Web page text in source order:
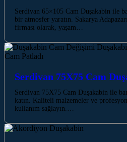
Serdivan 65×105 Cam Duşakabin ile
bir atmosfer yaratın. Sakarya
firması olarak, yaşam…
Serdivan 75X75 Cam
Serdivan 75X75 Cam Duşakabin ile
katın. Kaliteli malzemeler ve
kullanım sağlayın.…